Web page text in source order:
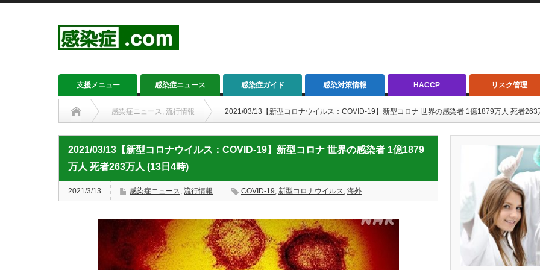
支援メニュー 感染症ニュース 感染症ガイド 感染対策情報 HACCP リスク管理
感染症ニュース, 流行情報 2021/03/13【新型コロナウイルス：COVID-19】新型コロナ 世界の感染者 1億1879万人 死者263
2021/03/13【新型コロナウイルス：COVID-19】新型コロナ 世界の感染者 1億1879
万人 死者263万人 (13日4時)
2021/3/13 感染症ニュース, 流行情報 COVID-19, 新型コロナウイルス, 海外